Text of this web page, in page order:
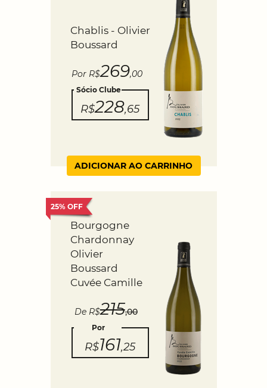
Chablis - Olivier
Boussard
Por R$269,00
Sócio Clube
R$228,65
ADICIONAR AO CARRINHO
Bourgogne
Chardonnay
Olivier
Boussard
Cuvée Camille
25% OFF
De R$215,00
Por
R$161,25